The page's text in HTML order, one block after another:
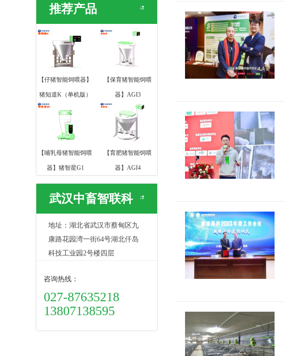
推荐产品
【仔猪智能饲喂器】
猪知道K（单机版）
【保育猪智能饲喂
器】AGI3
【哺乳母猪智能饲喂
器】猪智星G1
【育肥猪智能饲喂
器】AGI4
武汉中畜智联科
技有限公司
地址：湖北省武汉市蔡甸区九
康路花园湾一街64号湖北仟岛
科技工业园2号楼四层
咨询热线：
027-87635218
13807138595